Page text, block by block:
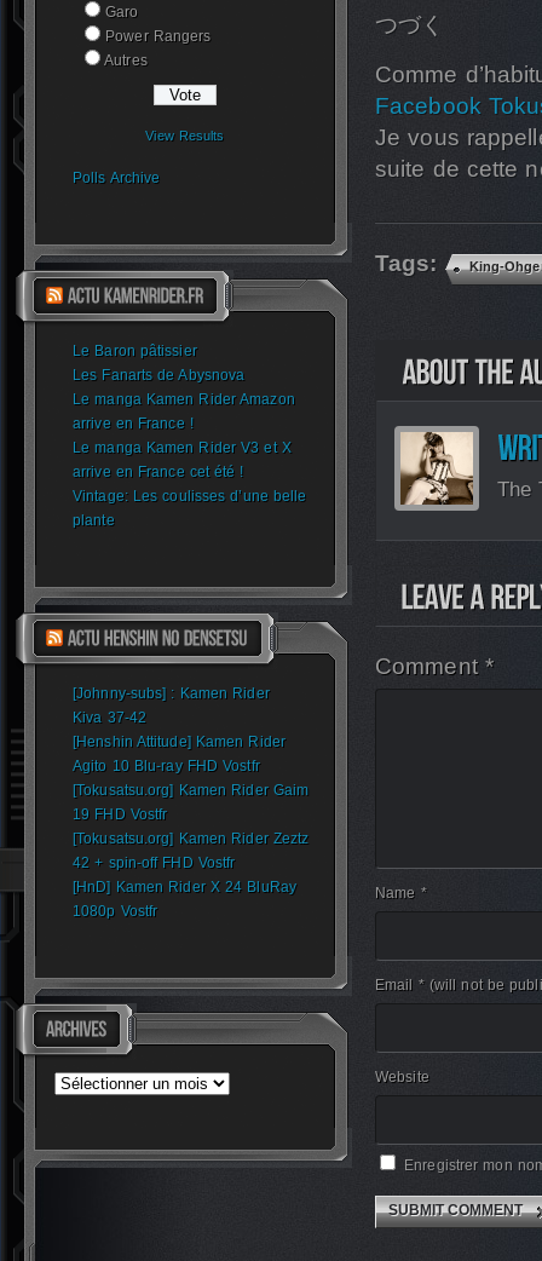
Garo
Power Rangers
Autres
View Results
Polls Archive
Le Baron pâtissier
Les Fanarts de Abysnova
Le manga Kamen Rider Amazon
arrive en France !
Le manga Kamen Rider V3 et X
arrive en France cet été !
Vintage: Les coulisses d’une belle
plante
[Johnny-subs] : Kamen Rider
Kiva 37-42
[Henshin Attitude] Kamen Rider
Agito 10 Blu-ray FHD Vostfr
[Tokusatsu.org] Kamen Rider Gaim
19 FHD Vostfr
[Tokusatsu.org] Kamen Rider Zeztz
42 + spin-off FHD Vostfr
[HnD] Kamen Rider X 24 BluRay
1080p Vostfr
Archives
つづく
Comme
Facebook
Je vous
suite de cette
Tags: King-
The
Comment *
Name *
Email * (will not be
Website
Enregistrer mon